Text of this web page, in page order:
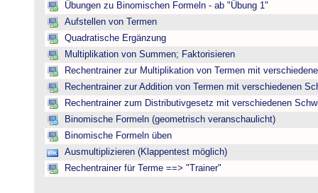
Übungen zu Binomischen Formeln - ab "Übung 1"
Aufstellen von Termen
Quadratische Ergänzung
Multiplikation von Summen; Faktorisieren
Rechentrainer zur Multiplikation von Termen mit
Rechentrainer zur Addition von Termen mit verschiedenen
Rechentrainer zum Distributivgesetz mit verschiedenen
Binomische Formeln (geometrisch veranschaulicht)
Binomische Formeln üben
Ausmultiplizieren (Klappentest möglich)
Rechentrainer für Terme ==> "Trainer"